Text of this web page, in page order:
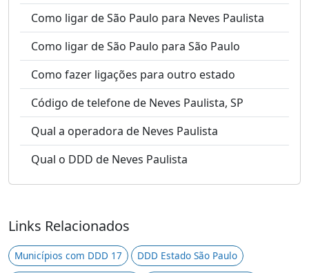
Como ligar de São Paulo para Neves Paulista
Como ligar de São Paulo para São Paulo
Como fazer ligações para outro estado
Código de telefone de Neves Paulista, SP
Qual a operadora de Neves Paulista
Qual o DDD de Neves Paulista
Links Relacionados
Municípios com DDD 17
DDD Estado São Paulo